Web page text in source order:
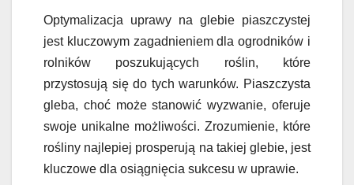
Optymalizacja uprawy na glebie piaszczystej
jest kluczowym zagadnieniem dla ogrodników i
rolników poszukujących roślin, które
przystosują się do tych warunków. Piaszczysta
gleba, choć może stanowić wyzwanie, oferuje
swoje unikalne możliwości. Zrozumienie, które
rośliny najlepiej prosperują na takiej glebie, jest
kluczowe dla osiągnięcia sukcesu w uprawie.